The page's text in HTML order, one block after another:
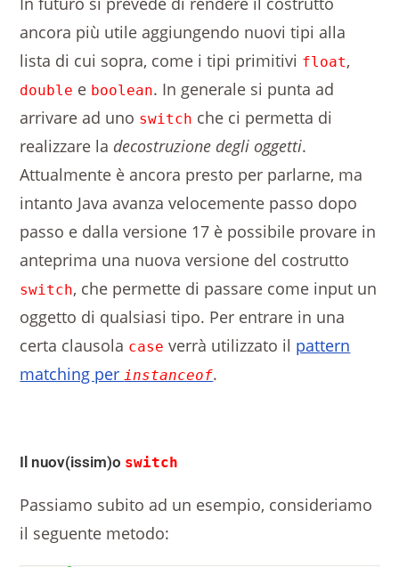
ancora più utile aggiungendo nuovi tipi alla
lista di cui sopra, come i tipi primitivi float,
double e boolean. In generale si punta ad
arrivare ad uno switch che ci permetta di
realizzare la decostruzione degli oggetti.
Attualmente è ancora presto per parlarne, ma
intanto Java avanza velocemente passo dopo
passo e dalla versione 17 è possibile provare in
anteprima una nuova versione del costrutto
switch, che permette di passare come input un
oggetto di qualsiasi tipo. Per entrare in una
certa clausola case verrà utilizzato il pattern
matching perinstanceof.
Il nuov(issim)o switch
Passiamo subito ad un esempio, consideriamo
il seguente metodo: